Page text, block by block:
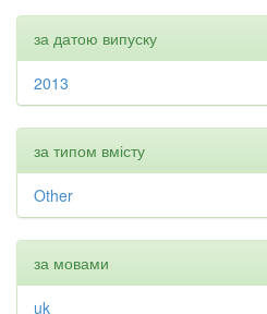
за датою випуску
2013
за типом вмісту
Other
за мовами
uk